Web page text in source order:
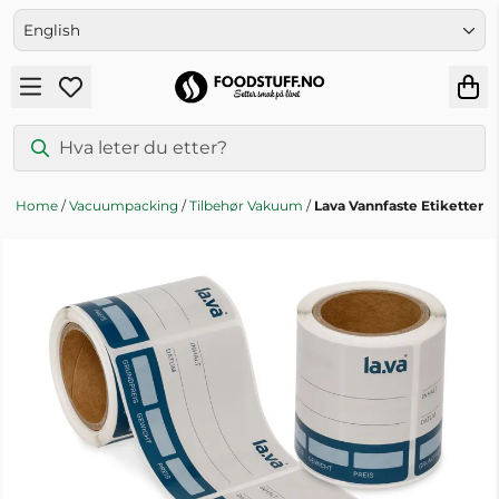
Skip to content
English
Home /Vacuumpacking /Tilbehør Vakuum / Lava Vannfaste Etiketter